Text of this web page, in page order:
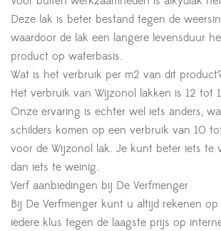
Deze lak is beter bestand tegen de
waardoor de lak een langere levensduur
product op waterbasis.
Wat is het verbruik per m2 van dit
Het verbruik van Wijzonol lakken is 12 tot
Onze ervaring is echter wel iets anders,
schilders komen op een verbruik van 10
voor de Wijzonol lak. Je kunt beter iets te
dan iets te weinig.
Verf aanbiedingen bij De Verfmenger
Bij De Verfmenger kunt u altijd rekenen
iedere klus tegen de laagste prijs op